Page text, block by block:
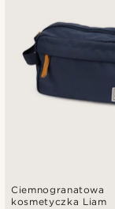
Ciemnogranatowa
kosmetyczka Liam